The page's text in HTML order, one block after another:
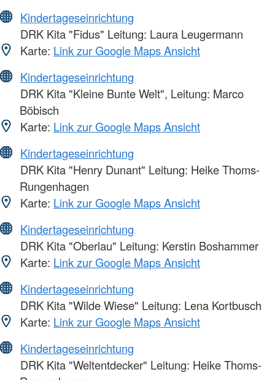
Kindertageseinrichtung
DRK Kita "Fidus" Leitung: Laura Leugermann
Karte: Link zur Google Maps Ansicht
Kindertageseinrichtung
DRK Kita "Kleine Bunte Welt", Leitung: Marco
Böbisch
Karte: Link zur Google Maps Ansicht
Kindertageseinrichtung
DRK Kita "Henry Dunant" Leitung: Heike Thoms-
Rungenhagen
Karte: Link zur Google Maps Ansicht
Kindertageseinrichtung
DRK Kita "Oberlau" Leitung: Kerstin Boshammer
Karte: Link zur Google Maps Ansicht
Kindertageseinrichtung
DRK Kita "Wilde Wiese" Leitung: Lena Kortbusch
Karte: Link zur Google Maps Ansicht
Kindertageseinrichtung
DRK Kita "Weltentdecker" Leitung: Heike Thoms-